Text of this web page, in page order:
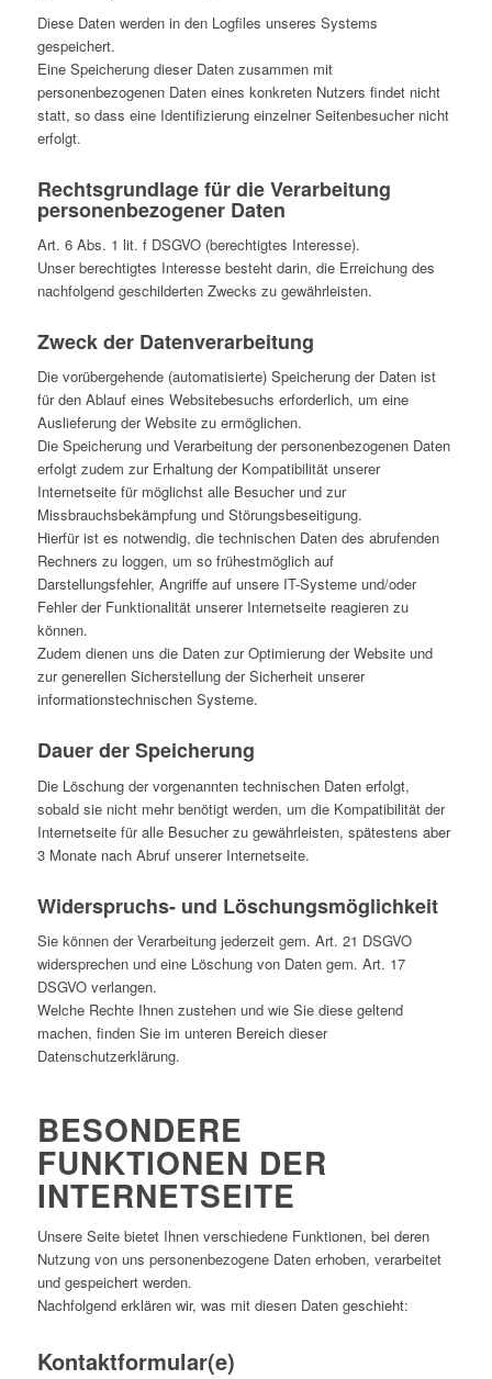
Diese Daten werden in den Logfiles unseres Systems
gespeichert.
Eine Speicherung dieser Daten zusammen mit
personenbezogenen Daten eines konkreten Nutzers findet nicht
statt, so dass eine Identifizierung einzelner Seitenbesucher nicht
erfolgt.
Rechtsgrundlage für die Verarbeitung
personenbezogener Daten
Art. 6 Abs. 1 lit. f DSGVO (berechtigtes Interesse).
Unser berechtigtes Interesse besteht darin, die Erreichung des
nachfolgend geschilderten Zwecks zu gewährleisten.
Zweck der Datenverarbeitung
Die vorübergehende (automatisierte) Speicherung der Daten ist
für den Ablauf eines Websitebesuchs erforderlich, um eine
Auslieferung der Website zu ermöglichen.
Die Speicherung und Verarbeitung der personenbezogenen Daten
erfolgt zudem zur Erhaltung der Kompatibilität unserer
Internetseite für möglichst alle Besucher und zur
Missbrauchsbekämpfung und Störungsbeseitigung.
Hierfür ist es notwendig, die technischen Daten des abrufenden
Rechners zu loggen, um so frühestmöglich auf
Darstellungsfehler, Angriffe auf unsere IT-Systeme und/oder
Fehler der Funktionalität unserer Internetseite reagieren zu
können.
Zudem dienen uns die Daten zur Optimierung der Website und
zur generellen Sicherstellung der Sicherheit unserer
informationstechnischen Systeme.
Dauer der Speicherung
Die Löschung der vorgenannten technischen Daten erfolgt,
sobald sie nicht mehr benötigt werden, um die Kompatibilität der
Internetseite für alle Besucher zu gewährleisten, spätestens aber
3 Monate nach Abruf unserer Internetseite.
Widerspruchs- und Löschungsmöglichkeit
Sie können der Verarbeitung jederzeit gem. Art. 21 DSGVO
widersprechen und eine Löschung von Daten gem. Art. 17
DSGVO verlangen.
Welche Rechte Ihnen zustehen und wie Sie diese geltend
machen, finden Sie im unteren Bereich dieser
Datenschutzerklärung.
BESONDERE
FUNKTIONEN DER
INTERNETSEITE
Unsere Seite bietet Ihnen verschiedene Funktionen, bei deren
Nutzung von uns personenbezogene Daten erhoben, verarbeitet
und gespeichert werden.
Nachfolgend erklären wir, was mit diesen Daten geschieht:
Kontaktformular(e)